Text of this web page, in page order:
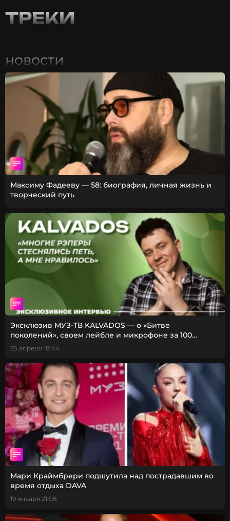
ТРЕКИ
новости
Максиму Фадееву — 58: биография, личная жизнь и
творческий путь
Эксклюзив МУЗ-ТВ KALVADOS — о «Битве
поколений», своем лейбле и микрофоне за 100
рублей
25 апреля 18:44
Мари Краймбрери подшутила над пострадавшим во
время отдыха DAVA
19 января 21:08